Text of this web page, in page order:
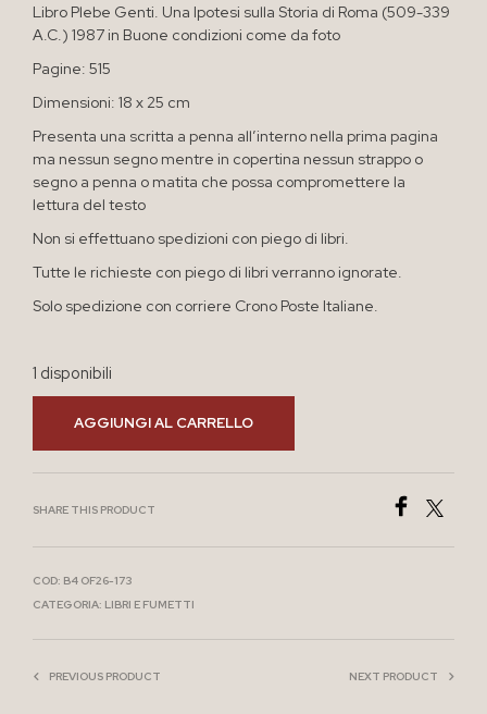
Libro Plebe Genti. Una Ipotesi sulla Storia di Roma (509-339
A.C.) 1987 in Buone condizioni come da foto
Pagine: 515
Dimensioni: 18 x 25 cm
Presenta una scritta a penna all’interno nella prima pagina
ma nessun segno mentre in copertina nessun strappo o
segno a penna o matita che possa compromettere la
lettura del testo
Non si effettuano spedizioni con piego di libri.
Tutte le richieste con piego di libri verranno ignorate.
Solo spedizione con corriere Crono Poste Italiane.
1 disponibili
AGGIUNGI AL CARRELLO
SHARE THIS PRODUCT
COD: B4 OF26-173
CATEGORIA: LIBRI E FUMETTI
PREVIOUS PRODUCT NEXT PRODUCT